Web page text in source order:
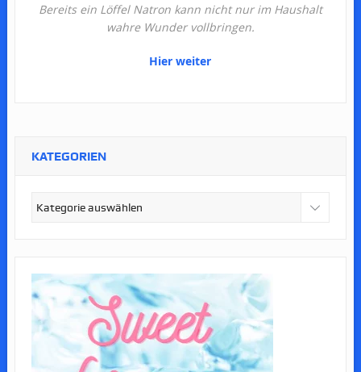
Bereits ein Löffel Natron kann nicht nur im Haushalt
wahre Wunder vollbringen.
Hier weiter
KATEGORIEN